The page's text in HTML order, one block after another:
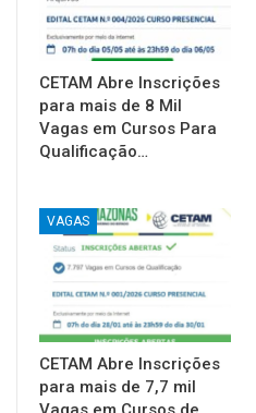
CETAM Abre Inscrições
para mais de 8 Mil
Vagas em Cursos Para
Qualificação…
VAGAS
CETAM Abre Inscrições
para mais de 7,7 mil